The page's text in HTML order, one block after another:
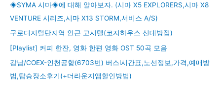
◈SYMA 시마◈에 대해 알아보자. (시마 X5 EXPLORERS,시마 X8
VENTURE 시리즈,시마 X13 STORM,서비스 A/S)
구로디지털단지역 인근 고시텔(코지하우스 신대방점)
[Playlist] 커피 한잔, 영화 한편 영화 OST 50곡 모음
강남/COEX-인천공항(6703번) 버스l시간표,노선정보,가격,예매방
법,탑승장소후기(+더라운지앱할인방법)